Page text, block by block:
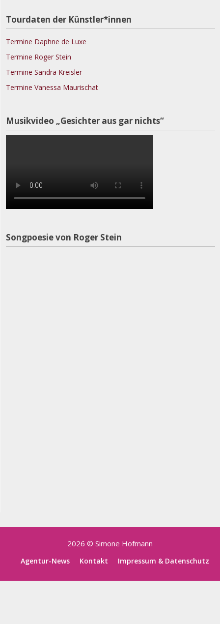
Tourdaten der Künstler*innen
Termine Daphne de Luxe
Termine Roger Stein
Termine Sandra Kreisler
Termine Vanessa Maurischat
Musikvideo „Gesichter aus gar nichts“
Songpoesie von Roger Stein
2026 © Simone Hofmann
Agentur-News Kontakt Impressum & Datenschutz